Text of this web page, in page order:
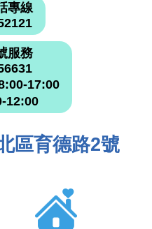
專線
服務
17:00
12:00
區育德路2號